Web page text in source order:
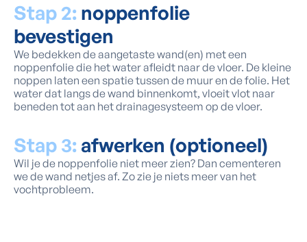
Stap 2: noppenfolie
bevestigen
We bedekken de aangetaste wand(en) met een
noppenfolie die het water afleidt naar de vloer. De kleine
noppen laten een spatie tussen de muur en de folie. Het
water dat langs de wand binnenkomt, vloeit vlot naar
beneden tot aan het drainagesysteem op de vloer.
Stap 3: afwerken (optioneel)
Wil je de noppenfolie niet meer zien? Dan cementeren
we de wand netjes af. Zo zie je niets meer van het
vochtprobleem.